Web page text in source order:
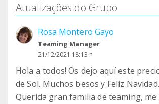
Atualizações do Grupo
Rosa Montero Gayo
Teaming Manager
21/12/2021 18:13 h
Hola a todos! Os dejo aquí este
de Sol. Muchos besos y Feliz Navidad.
Querida gran familia de teaming,